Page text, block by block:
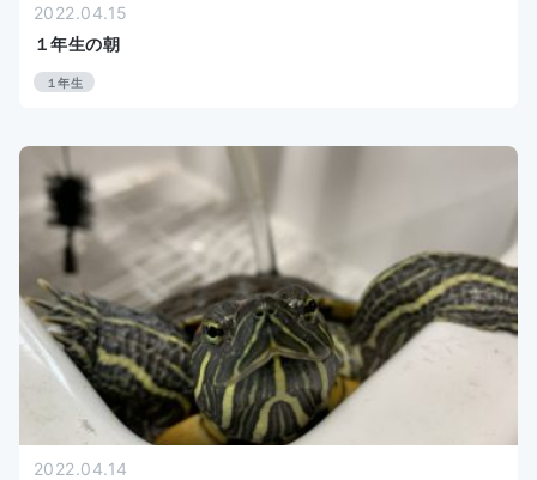
2022.04.15
１年生の朝
１年生
2022.04.14